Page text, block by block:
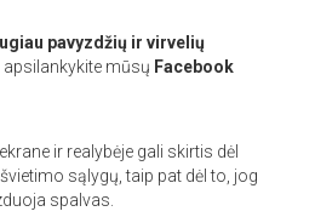
pavyzdžių ir virvelių
apsilankykite mūsų Facebook
ir realybėje gali skirtis dėl
sąlygų, taip pat dėl to, jog
spalvas.